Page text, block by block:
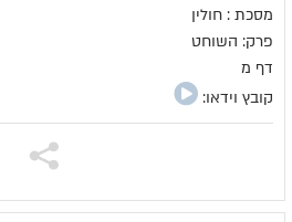
מסכת : חולין
פרק: השוחט
דף מ
קובץ וידאו: